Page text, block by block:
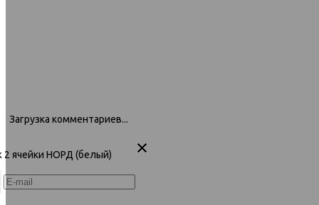
Загрузка комментариев...
2 ячейки НОРД (белый)